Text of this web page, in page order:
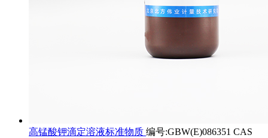
高锰酸钾滴定溶液标准物质 编号:GBW(E)086351 CAS